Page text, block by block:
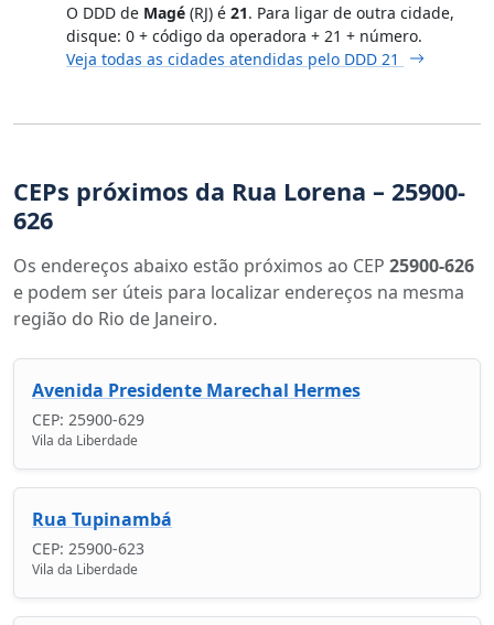
O DDD de Magé (RJ) é 21. Para ligar de outra cidade,
disque: 0 + código da operadora + 21 + número.
Veja todas as cidades atendidas pelo DDD 21
CEPs próximos da Rua Lorena – 25900-
626
Os endereços abaixo estão próximos ao CEP 25900-626
e podem ser úteis para localizar endereços na mesma
região do Rio de Janeiro.
Avenida Presidente Marechal Hermes
CEP: 25900-629
Vila da Liberdade
Rua Tupinambá
CEP: 25900-623
Vila da Liberdade